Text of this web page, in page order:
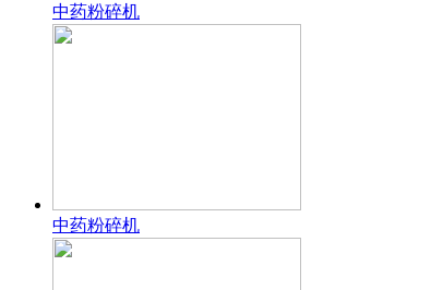
中药粉碎机
中药粉碎机